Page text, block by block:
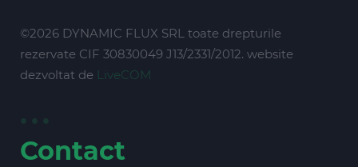
©2026 DYNAMIC FLUX SRL toate drepturile
rezervate CIF 30830049 J13/2331/2012. website
dezvoltat de LiveCOM
Contact